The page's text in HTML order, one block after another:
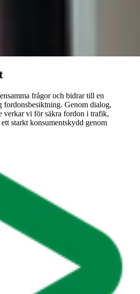
frågor och bidrar till en
Genom dialog,
verkar vi för säkra fordon i trafik,
starkt konsumentskydd genom